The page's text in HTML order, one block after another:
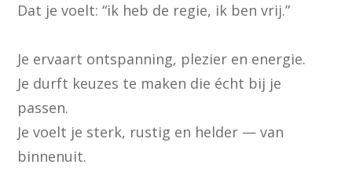
Dat je voelt: “ik heb de regie, ik ben vrij.”
Je ervaart ontspanning, plezier en energie.
Je durft keuzes te maken die écht bij je
passen.
Je voelt je sterk, rustig en helder — van
binnenuit.